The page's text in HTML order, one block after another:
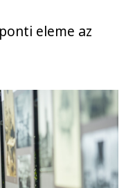
eleme az